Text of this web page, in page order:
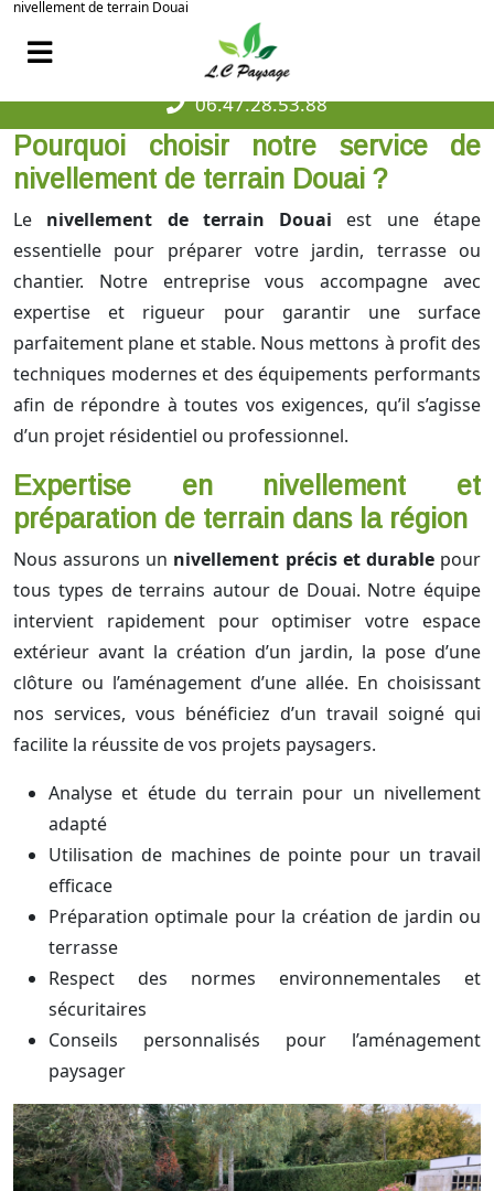
nivellement de terrain Douai
06.47.28.53.88
Pourquoi choisir notre service de
nivellement de terrain Douai ?
Le nivellement de terrain Douai est une étape
essentielle pour préparer votre jardin, terrasse ou
chantier. Notre entreprise vous accompagne avec
expertise et rigueur pour garantir une surface
parfaitement plane et stable. Nous mettons à profit des
techniques modernes et des équipements performants
afin de répondre à toutes vos exigences, qu’il s’agisse
d’un projet résidentiel ou professionnel.
Expertise en nivellement et
préparation de terrain dans la région
Nous assurons un nivellement précis et durablepour
tous types de terrains autour de Douai. Notre équipe
intervient rapidement pour optimiser votre espace
extérieur avant la création d’un jardin, la pose d’une
clôture ou l’aménagement d’une allée. En choisissant
nos services, vous bénéficiez d’un travail soigné qui
facilite la réussite de vos projets paysagers.
Analyse et étude du terrain pour un nivellement
adapté
Utilisation de machines de pointe pour un travail
efficace
Préparation optimale pour la création de jardin ou
terrasse
Respect des normes environnementales et
sécuritaires
Conseils personnalisés pour l’aménagement
paysager